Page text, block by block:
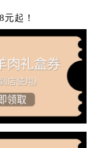
元起！